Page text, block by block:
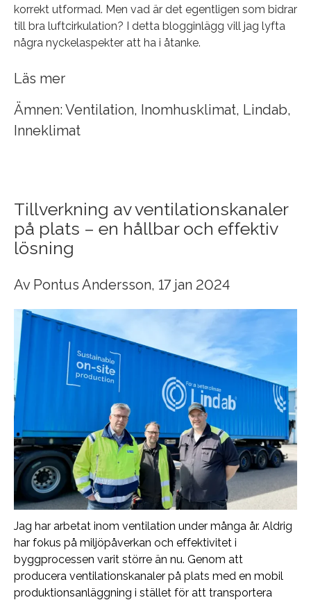
korrekt utformad. Men vad är det egentligen som bidrar
till bra luftcirkulation? I detta blogginlägg vill jag lyfta
några nyckelaspekter att ha i åtanke.
Läs mer
Ämnen: Ventilation, Inomhusklimat, Lindab,
Inneklimat
Tillverkning av ventilationskanaler
på plats – en hållbar och effektiv
lösning
Av Pontus Andersson, 17 jan 2024
Jag har arbetat inom ventilation under många år. Aldrig
har fokus på miljöpåverkan och effektivitet i
byggprocessen varit större än nu. Genom att
producera ventilationskanaler på plats med en mobil
produktionsanläggning i stället för att transportera